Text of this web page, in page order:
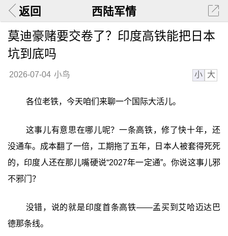
返回 西陆军情
莫迪豪赌要交卷了？印度高铁能把日本
坑到底吗
2026-07-04 小鸟 小 大
各位老铁，今天咱们来聊一个国际大活儿。
这事儿有意思在哪儿呢？一条高铁，修了快十年，还
没通车。成本翻了一倍，工期拖了五年，日本人被套得死死
的，印度人还在那儿嘴硬说“2027年一定通”。你说这事儿邪
不邪门？
没错，说的就是印度首条高铁——孟买到艾哈迈达巴
德那条线。